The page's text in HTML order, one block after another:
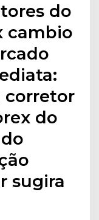
do
cambio
corretor
do
sugira